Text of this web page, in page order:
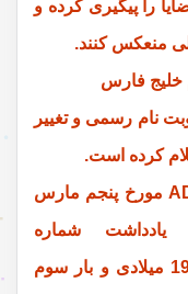
را پیگیری کرده و
منعکس کنند.
خلیج فارس
نام رسمی و تغییر
کرده است.
برای اولین بار در سند « AD311/1 Gen مورخ پنجم مارس
یادداشت شماره
UNLA45.8.2(C) مورخ دهم اوت 1984 میلادی و بار سوم